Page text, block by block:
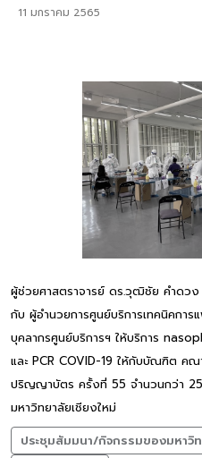
11 มกราคม 2565
ผู้ช่วยศาสตราจารย์ ดร.วุฒิชัย คำดวง
กับ ผู้อำนวยการศูนย์บริการเทคนิคกา
บุคลากรศูนย์บริการฯ ให้บริการ
และ PCR COVID-19 ให้กับบัณฑิต คณ
ปริญญาบัตร ครั้งที่ 55 จำนวนกว่า
มหาวิทยาลัยเชียงใหม่
ประชุมสัมมนา/กิจกรรมของมหาวิ